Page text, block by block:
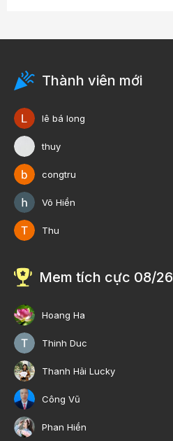
Thành viên mới
lê bá long
thuy
congtru
Võ Hiền
Thu
Mem tích cực 08/26
Hoang Ha
Thinh Duc
Thanh Hải Lucky
Công Vũ
Phan Hiền